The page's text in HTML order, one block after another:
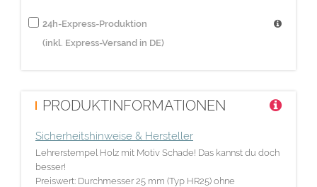
24h-Express-Produktion
(inkl. Express-Versand in DE)
PRODUKTINFORMATIONEN
Sicherheitshinweise & Hersteller
Lehrerstempel Holz mit Motiv Schade! Das kannst du doch
besser!
Preiswert: Durchmesser 25 mm (Typ HR25) ohne